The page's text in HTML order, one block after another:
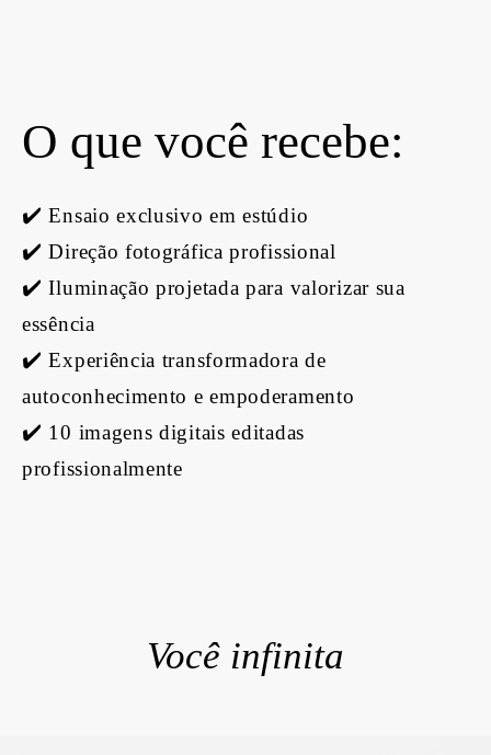
O que você recebe:
✔️ Ensaio exclusivo em estúdio
✔️ Direção fotográfica profissional
✔️ Iluminação projetada para valorizar sua
essência
✔️ Experiência transformadora de
autoconhecimento e empoderamento
✔️ 10 imagens digitais editadas
profissionalmente
Você infinita